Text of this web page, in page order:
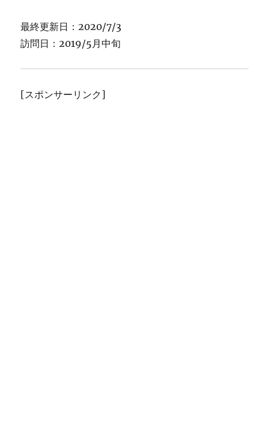
最終更新日：2020/7/3
訪問日：2019/5月中旬
[スポンサーリンク]